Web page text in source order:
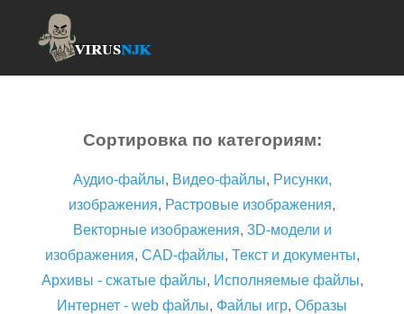
Сортировка по категориям:
Аудио-файлы, Видео-файлы, Рисунки,
изображения, Растровые изображения,
Векторные изображения, 3D-модели и
изображения, CAD-файлы, Текст и документы,
Архивы - сжатые файлы, Исполняемые файлы,
Интернет - web файлы, Файлы игр, Образы